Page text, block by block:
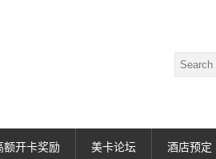
额开卡奖励 美卡论坛 酒店预定